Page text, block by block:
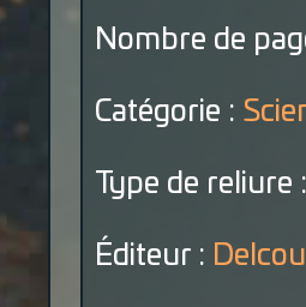
Nombre de
Catégorie :
Type de reliure :
Éditeur :